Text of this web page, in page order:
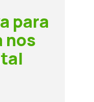
nos